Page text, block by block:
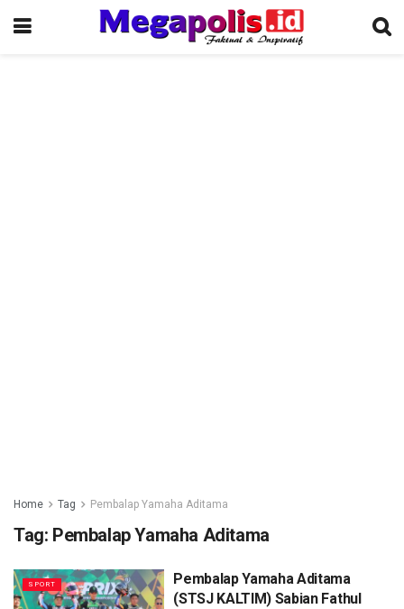
Home Tag Pembalap Yamaha Aditama
Tag: Pembalap Yamaha Aditama
SPORT
Pembalap Yamaha Aditama
(STSJ KALTIM) Sabian Fathul